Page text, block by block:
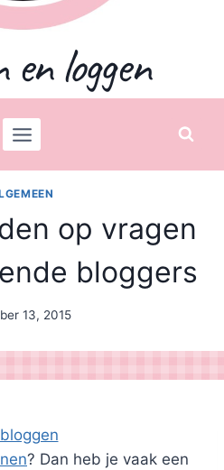
en loggen
op vragen
bloggers
13, 2015
? Dan heb je vaak een